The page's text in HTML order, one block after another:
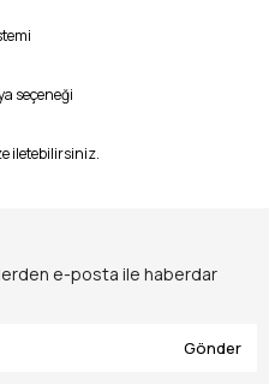
seçeneği
iletebilirsiniz.
e-posta ile haberdar
Gönder